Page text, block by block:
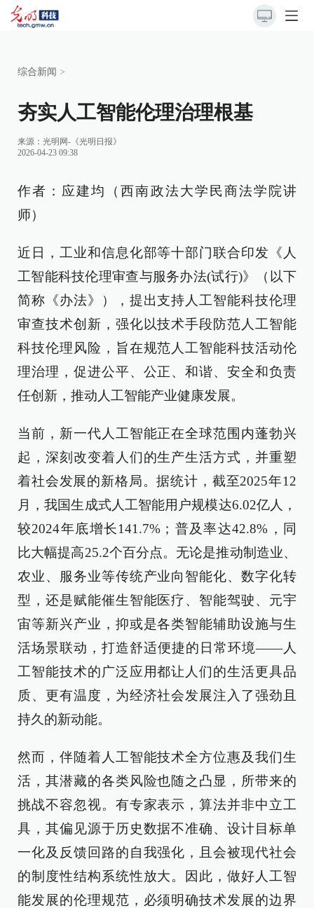
综合新闻 >
夯实人工智能伦理治理根基
来源： 光明网-《光明日报》
2026-04-23 09:38
作者：应建均（西南政法大学民商法学院讲
师）
近日，工业和信息化部等十部门联合印发《人
工智能科技伦理审查与服务办法(试行)》（以下
简称《办法》），提出支持人工智能科技伦理
审查技术创新，强化以技术手段防范人工智能
科技伦理风险，旨在规范人工智能科技活动伦
理治理，促进公平、公正、和谐、安全和负责
任创新，推动人工智能产业健康发展。
当前，新一代人工智能正在全球范围内蓬勃兴
起，深刻改变着人们的生产生活方式，并重塑
着社会发展的新格局。据统计，截至2025年12
月，我国生成式人工智能用户规模达6.02亿人，
较2024年底增长141.7%；普及率达42.8%，同
比大幅提高25.2个百分点。无论是推动制造业、
农业、服务业等传统产业向智能化、数字化转
型，还是赋能催生智能医疗、智能驾驶、元宇
宙等新兴产业，抑或是各类智能辅助设施与生
活场景联动，打造舒适便捷的日常环境——人
工智能技术的广泛应用都让人们的生活更具品
质、更有温度，为经济社会发展注入了强劲且
持久的新动能。
然而，伴随着人工智能技术全方位惠及我们生
活，其潜藏的各类风险也随之凸显，所带来的
挑战不容忽视。有专家表示，算法并非中立工
具，其偏见源于历史数据不准确、设计目标单
一化及反馈回路的自我强化，且会被现代社会
的制度性结构系统性放大。因此，做好人工智
能发展的伦理规范，必须明确技术发展的边界